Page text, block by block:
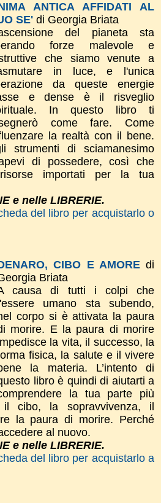
ANTICA AFFIDATI AL
SE' di Georgia Briata
del pianeta sta
forze malevole e
che siamo venute a
in luce, e l'unica
da queste energie
e dense è il risveglio
In questo libro ti
come fare. Come
la realtà con il bene.
strumenti di sciamanesimo
di possedere, così che
importati per la tua
e nelle LIBRERIE.
del libro per acquistarlo o
CIBO E AMORE di
Briata
causa di tutti i colpi che
l'essere umano sta subendo,
corpo si è attivata la paura
morire. E la paura di morire
la vita, il successo, la
fisica, la salute e il vivere
la materia. L’intento di
libro è quindi di aiutarti a
la tua parte più
cibo, la sopravvivenza, il
la paura di morire. Perché
al nuovo.
e nelle LIBRERIE.
del libro per acquistarlo a